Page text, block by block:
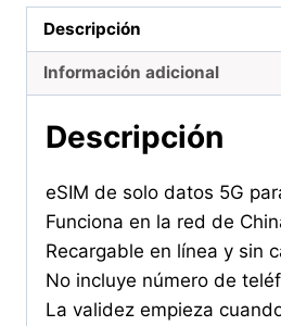
Descripción
Información adicional
Descripción
eSIM de solo datos 5G
Funciona en la red de
Recargable en línea y sin
No incluye número de
La validez empieza